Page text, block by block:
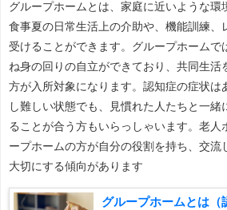
グループホームとは、家庭に近いような環
食事夏の日常生活上の介助や、機能訓練、
受けることができます。グループホームで
ね身の回りの自立ができており、共同生活
方が入所対象になります。認知症の症状は
し難しい状態でも、見慣れた人たちと一緒
ることが合う方もいらっしゃいます。老人
ープホームの方が自分の役割を持ち、交流
大切にする傾向があります
グループホームとは（